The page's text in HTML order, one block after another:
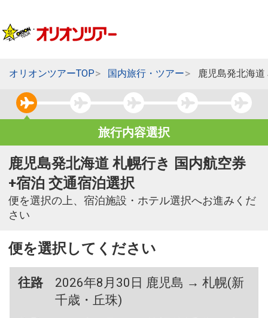
オリオンツアーTOP 国内旅行・ツアー 鹿児島発北海
旅行内容選択
鹿児島発北海道 札幌行き 国内航空券
+宿泊 交通宿泊選択
便を選択の上、宿泊施設・ホテル選択へお進みくだ
さい
便を選択してください
往路
2026年8月30日 鹿児島 → 札幌(新
千歳・丘珠)